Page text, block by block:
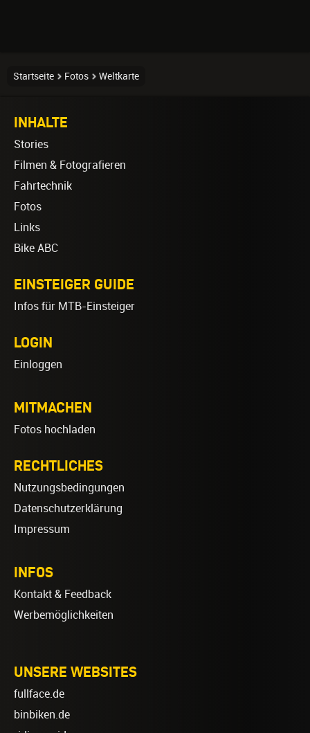
Startseite Fotos Weltkarte
INHALTE
Stories
Filmen & Fotografieren
Fahrtechnik
Fotos
Links
Bike ABC
EINSTEIGER GUIDE
Infos für MTB-Einsteiger
LOGIN
Einloggen
MITMACHEN
Fotos hochladen
RECHTLICHES
Nutzungsbedingungen
Datenschutzerklärung
Impressum
INFOS
Kontakt & Feedback
Werbemöglichkeiten
UNSERE WEBSITES
fullface.de
binbiken.de